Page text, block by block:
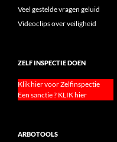
Veel gestelde vragen geluid
Videoclips over veiligheid
ZELF INSPECTIE DOEN
Klik hier voor Zelfinspectie
Een sanctie ? KLIK hier
ARBOTOOLS